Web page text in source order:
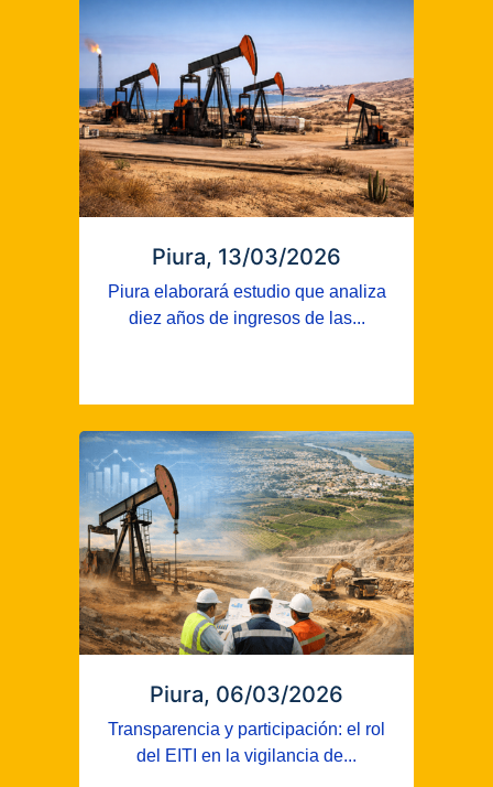
Piura, 13/03/2026
Piura elaborará estudio que analiza
diez años de ingresos de las...
Piura, 06/03/2026
Transparencia y participación: el rol
del EITI en la vigilancia de...